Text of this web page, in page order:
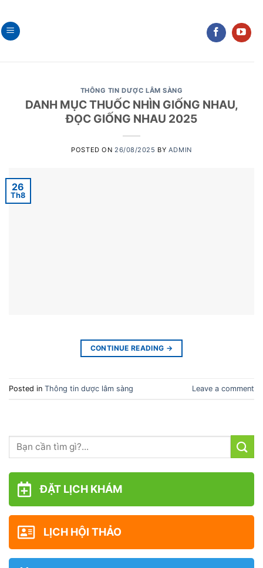
to
content
ĐẶT LỊCH KHÁM
LỊCH HỘI THẢO
THÔNG TIN DƯỢC LÂM SÀNG
DANH MỤC THUỐC NHÌN GIỐNG NHAU,
ĐỌC GIỐNG NHAU 2025
POSTED ON 26/08/2025 BY ADMIN
26
Th8
CONTINUE READING →
Posted in Thông tin dược lâm sàng Leave a comment